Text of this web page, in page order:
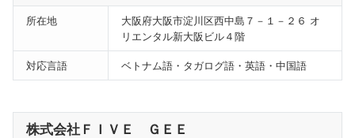
所在地
大阪府大阪市淀川区西中島７－１－２６ オ
リエンタル新大阪ビル４階
対応言語 ベトナム語・タガログ語・英語・中国語
株式会社ＦＩＶＥ ＧＥＥ